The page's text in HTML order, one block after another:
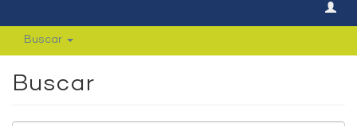
Buscar
Buscar